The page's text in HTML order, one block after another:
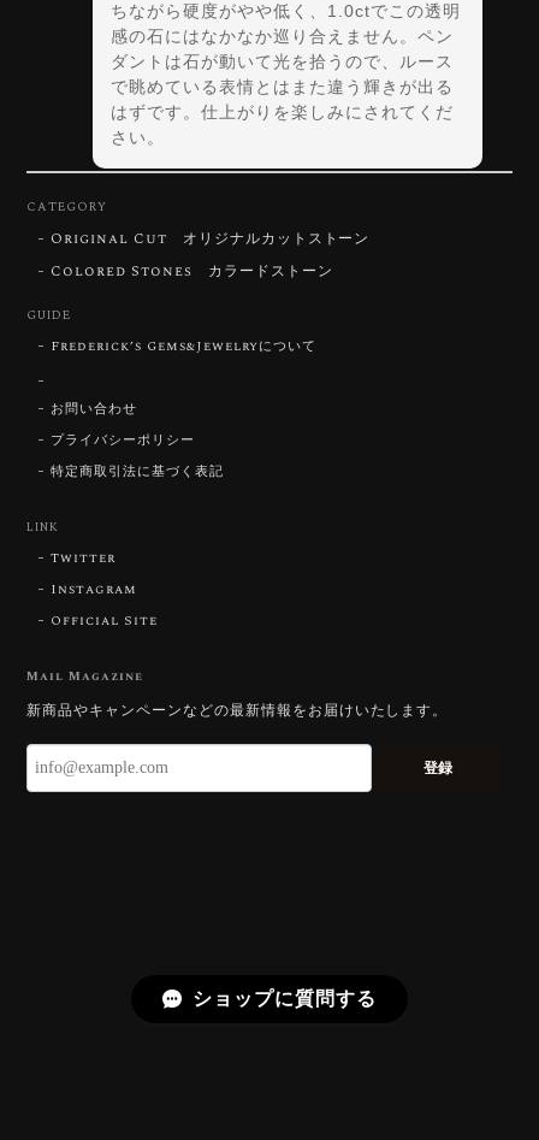
ちながら硬度がやや低く、1.0ctでこの透明
感の石にはなかなか巡り合えません。ペン
ダントは石が動いて光を拾うので、ルース
で眺めている表情とはまた違う輝きが出る
はずです。仕上がりを楽しみにされてくだ
さい。
2026/07/30
いです。 ウルウルとギラギラを一度に見ることができ
る不思議なカットだと感じました。強い煌めきだけで
です。Star Rose Cut™ は中心から外へ広
CATEGORY
Original Cut オリジナルカットストーン
Colored Stones カラードストーン
GUIDE
Frederick’s Gems&Jewelryについて
お問い合わせ
プライバシーポリシー
特定商取引法に基づく表記
LINK
Twitter
Instagram
Official Site
Mail Magazine
新商品やキャンペーンなどの最新情報をお届けいたします。
登録
ショップに質問する